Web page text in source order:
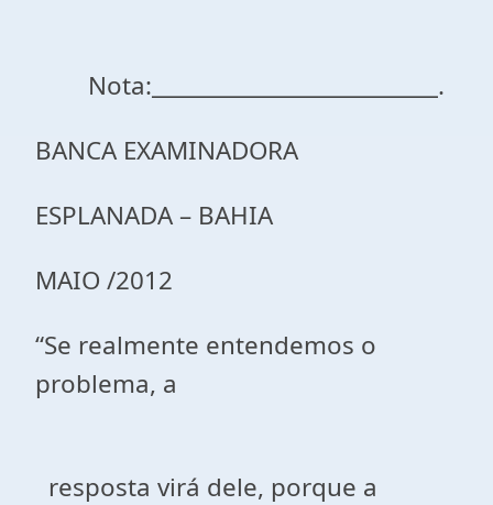
Nota:__________________________.
BANCA EXAMINADORA
ESPLANADA – BAHIA
MAIO /2012
“Se realmente entendemos o
problema, a
resposta virá dele, porque a